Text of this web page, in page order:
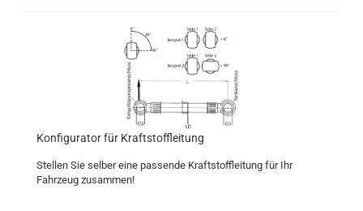
Konfigurator für Kraftstoffleitung
Stellen Sie selber eine passende Kraftstoffleitung für Ihr
Fahrzeug zusammen!